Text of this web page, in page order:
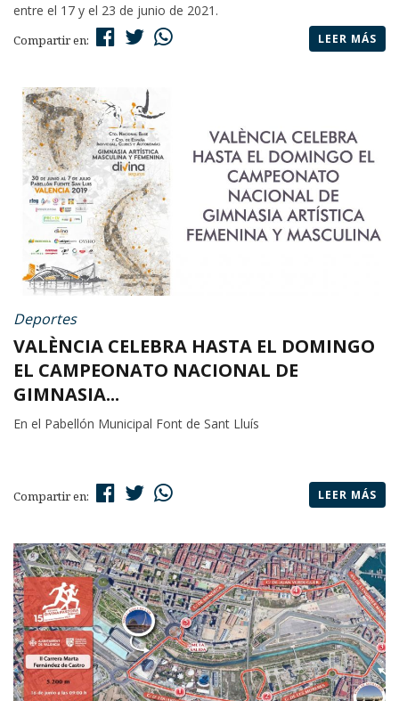
entre el 17 y el 23 de junio de 2021.
Compartir en: LEER MÁS
Deportes
VALÈNCIA CELEBRA HASTA EL DOMINGO
EL CAMPEONATO NACIONAL DE
GIMNASIA...
En el Pabellón Municipal Font de Sant Lluís
Compartir en: LEER MÁS